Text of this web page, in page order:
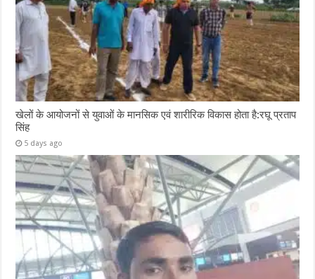
खेलों के आयोजनों से युवाओं के मानसिक एवं शारीरिक विकास होता है:रघू प्रताप
सिंह
5 days ago